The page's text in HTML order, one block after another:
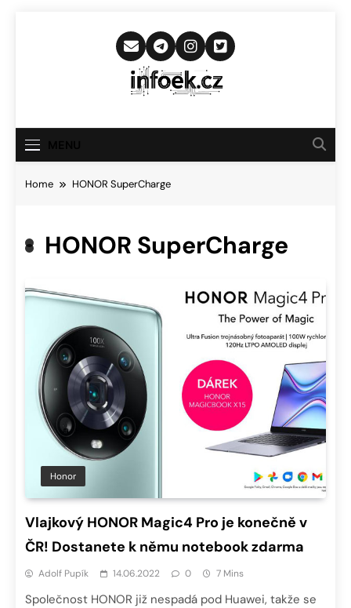
Infoek.cz
Novinkám
Home HONOR SuperCharge
HONOR SuperCharge
Honor
Vlajkový HONOR Magic4 Pro je konečně v
ČR! Dostanete k němu notebook zdarma
Adolf Pupík 14.06.2022 0 7 Mins
Společnost HONOR již nespadá pod Huawei, takže se